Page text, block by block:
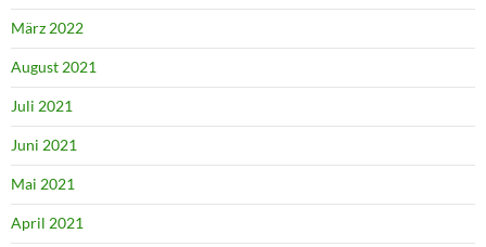
März 2022
August 2021
Juli 2021
Juni 2021
Mai 2021
April 2021